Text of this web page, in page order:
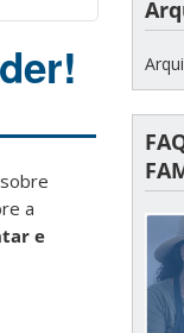
a
e